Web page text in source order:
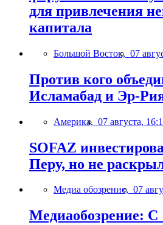
для привлечения
капитала
Большой Восток, 07
Против кого
Исламабад и Эр-
Америка, 07 августа,
SOFAZ
Перу, но не
Медиа обозрение, 07
Медиаобозрение: С